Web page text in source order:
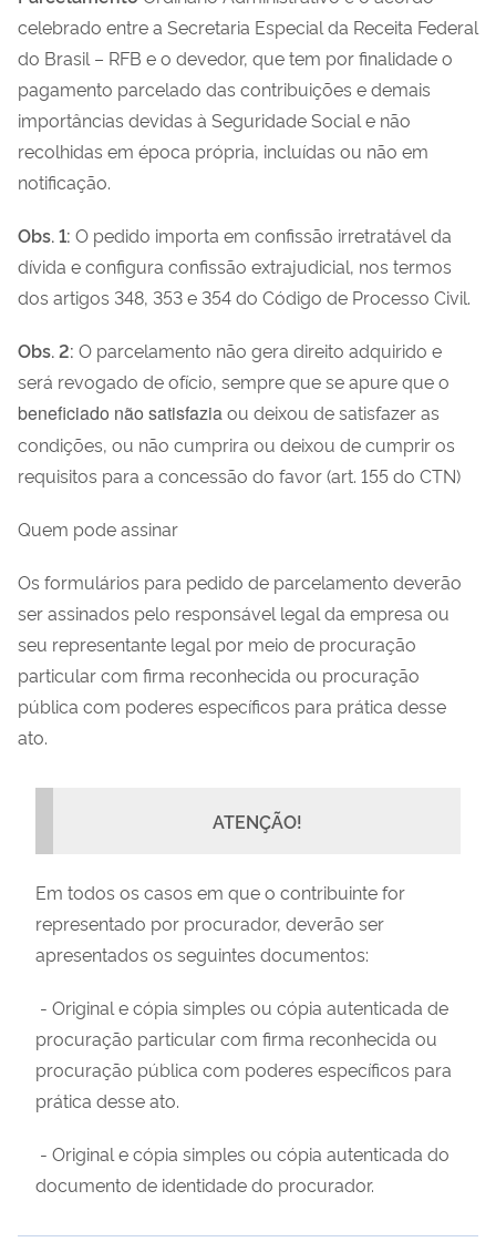
celebrado entre a Secretaria Especial da Receita Federal
do Brasil – RFB e o devedor, que tem por finalidade o
pagamento parcelado das contribuições e demais
importâncias devidas à Seguridade Social e não
recolhidas em época própria, incluídas ou não em
notificação.
Obs. 1: O pedido importa em confissão irretratável da
dívida e configura confissão extrajudicial, nos termos
dos artigos 348, 353 e 354 do Código de Processo Civil.
Obs. 2: O parcelamento não gera direito adquirido e
será revogado de ofício, sempre que se apure que o
beneficiado não satisfaziaou deixou de satisfazer as
condições, ou não cumprira ou deixou de cumprir os
requisitos para a concessão do favor (art. 155 do CTN)
Quem pode assinar
Os formulários para pedido de parcelamento deverão
ser assinados pelo responsável legal da empresa ou
seu representante legal por meio de procuração
particular com firma reconhecida ou procuração
pública com poderes específicos para prática desse
ato.
ATENÇÃO!
Em todos os casos em que o contribuinte for
representado por procurador, deverão ser
apresentados os seguintes documentos:
- Original e cópia simples ou cópia autenticada de
procuração particular com firma reconhecida ou
procuração pública com poderes específicos para
prática desse ato.
- Original e cópia simples ou cópia autenticada do
documento de identidade do procurador.